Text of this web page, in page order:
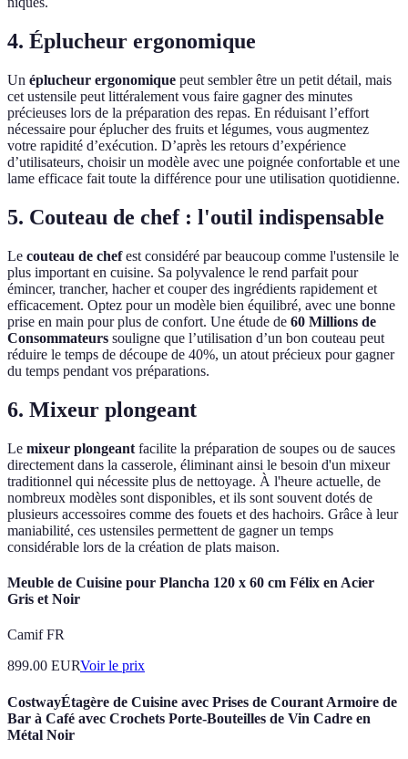
4. Éplucheur ergonomique
Un éplucheur ergonomique peut sembler être un petit détail, mais
cet ustensile peut littéralement vous faire gagner des minutes
précieuses lors de la préparation des repas. En réduisant l’effort
nécessaire pour éplucher des fruits et légumes, vous augmentez
votre rapidité d’exécution. D’après les retours d’expérience
d’utilisateurs, choisir un modèle avec une poignée confortable et une
lame efficace fait toute la différence pour une utilisation quotidienne.
5. Couteau de chef : l'outil indispensable
Le couteau de chefest considéré par beaucoup comme l'ustensile le
plus important en cuisine. Sa polyvalence le rend parfait pour
émincer, trancher, hacher et couper des ingrédients rapidement et
efficacement. Optez pour un modèle bien équilibré, avec une bonne
prise en main pour plus de confort. Une étude de 60 Millions de
Consommateurs souligne que l’utilisation d’un bon couteau peut
réduire le temps de découpe de 40%, un atout précieux pour gagner
du temps pendant vos préparations.
6. Mixeur plongeant
Le mixeur plongeant facilite la préparation de soupes ou de sauces
directement dans la casserole, éliminant ainsi le besoin d'un mixeur
traditionnel qui nécessite plus de nettoyage. À l'heure actuelle, de
nombreux modèles sont disponibles, et ils sont souvent dotés de
plusieurs accessoires comme des fouets et des hachoirs. Grâce à leur
maniabilité, ces ustensiles permettent de gagner un temps
considérable lors de la création de plats maison.
Meuble de Cuisine pour Plancha 120 x 60 cm Félix en Acier
Gris et Noir
Camif FR
899.00 EURVoir le prix
CostwayÉtagère de Cuisine avec Prises de Courant Armoire de
Bar à Café avec Crochets Porte-Bouteilles de Vin Cadre en
Métal Noir